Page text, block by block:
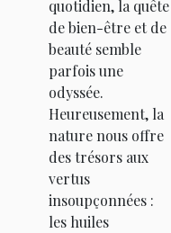
quotidien, la quête
de bien-être et de
beauté semble
parfois une
odyssée.
Heureusement, la
nature nous offre
des trésors aux
vertus
insoupçonnées :
les huiles